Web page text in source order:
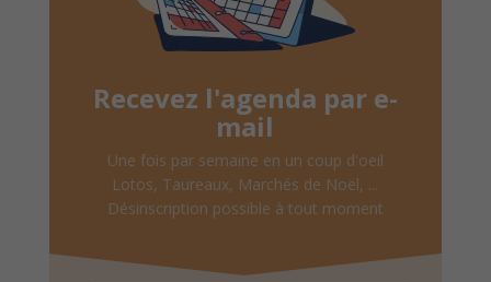
Recevez l'agenda par e-
mail
Une fois par semaine en un coup d'oeil
Lotos, Taureaux, Marchés de Noël, ...
Désinscription possible à tout moment